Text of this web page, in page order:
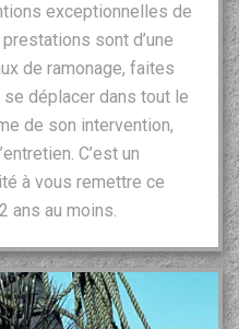
exceptionnelles de
sont d’une
de ramonage, faites
se déplacer dans tout le
de son intervention,
C’est un
à vous remettre ce
ans au moins.